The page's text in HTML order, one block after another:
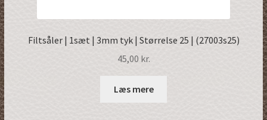
Filtsåler | 1sæt | 3mm tyk | Størrelse 25 | (27003s25)
45,00 kr.
Læs mere